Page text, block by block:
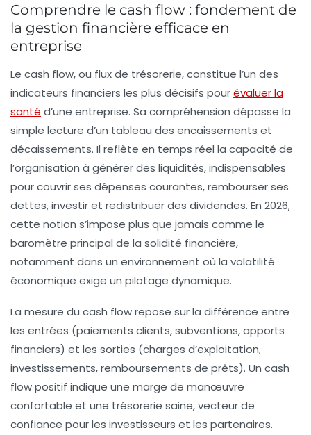
Comprendre le cash flow : fondement de
la gestion financière efficace en
entreprise
Le cash flow, ou flux de trésorerie, constitue l’un des
indicateurs financiers les plus décisifs pourévaluer la
santé d’une entreprise. Sa compréhension dépasse la
simple lecture d’un tableau des encaissements et
décaissements. Il reflète en temps réel la capacité de
l’organisation à générer des liquidités, indispensables
pour couvrir ses dépenses courantes, rembourser ses
dettes, investir et redistribuer des dividendes. En 2026,
cette notion s’impose plus que jamais comme le
baromètre principal de la solidité financière,
notamment dans un environnement où la volatilité
économique exige un pilotage dynamique.
La mesure du cash flow repose sur la différence entre
les entrées (paiements clients, subventions, apports
financiers) et les sorties (charges d’exploitation,
investissements, remboursements de prêts). Un cash
flow positif indique une marge de manœuvre
confortable et une trésorerie saine, vecteur de
confiance pour les investisseurs et les partenaires.